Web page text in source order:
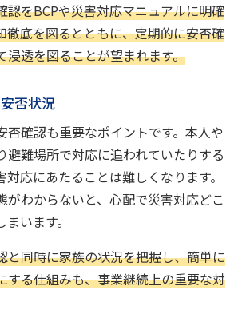
認をBCPや災害対応マニュアルに明確
徹底を図るとともに、定期的に安否確
浸透を図ることが望まれます。
否状況
否確認も重要なポイントです。本人や
避難場所で対応に追われていたりする
対応にあたることは難しくなります。
がわからないと、心配で災害対応どこ
います。
と同時に家族の状況を把握し、簡単に
する仕組みも、事業継続上の重要な対